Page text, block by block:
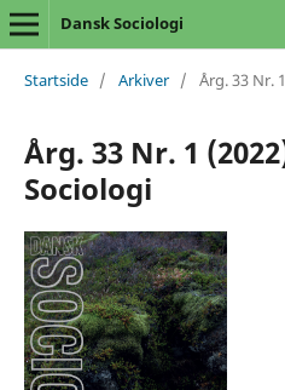
Dansk Sociologi
Startside / Arkiver / Årg. 33 Nr.
Årg. 33 Nr. 1
Sociologi